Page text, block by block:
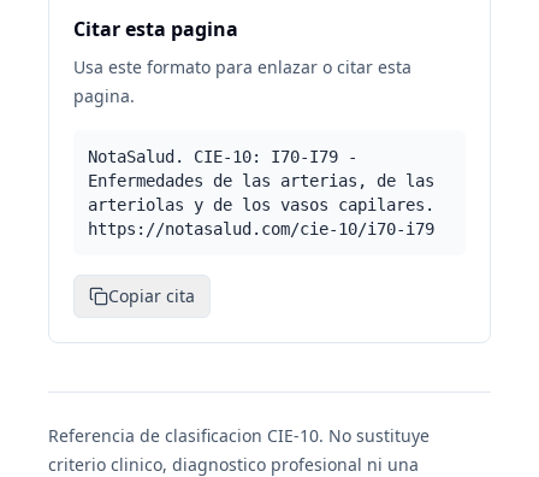
Citar esta pagina
Usa este formato para enlazar o citar esta
pagina.
NotaSalud. CIE-10: I70-I79 -
Enfermedades de las arterias, de las
arteriolas y de los vasos capilares.
https://notasalud.com/cie-10/i70-i79
Copiar cita
Referencia de clasificacion CIE-10. No sustituye
criterio clinico, diagnostico profesional ni una